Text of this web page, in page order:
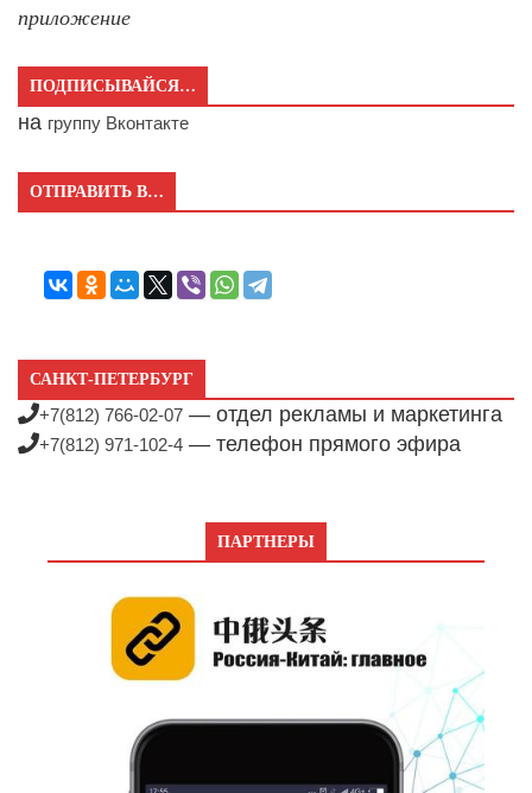
приложение
ПОДПИСЫВАЙСЯ…
на группу Вконтакте
ОТПРАВИТЬ В…
САНКТ-ПЕТЕРБУРГ
+7(812) 766-02-07 — отдел рекламы и маркетинга
+7(812) 971-102-4 — телефон прямого эфира
ПАРТНЕРЫ